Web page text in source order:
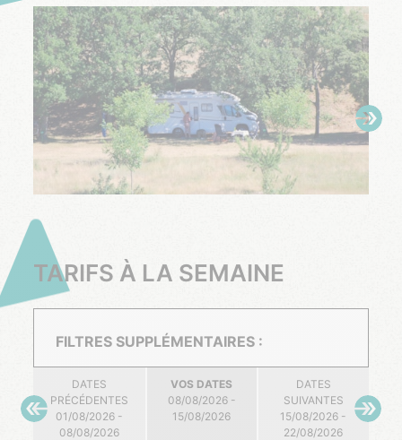
TARIFS À LA SEMAINE
DATES
PRÉCÉDENTES
01/08/2026 -
08/08/2026
VOS DATES
08/08/2026 -
15/08/2026
DATES
SUIVANTES
15/08/2026 -
22/08/2026
FILTRES SUPPLÉMENTAIRES :